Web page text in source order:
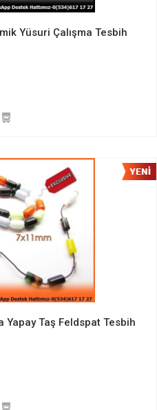
Yüsuri Çalışma Tesbih
Yapay Taş Feldspat Tesbih